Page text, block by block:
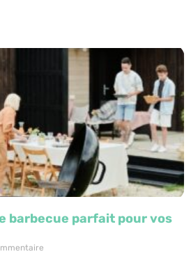
barbecue parfait pour vos